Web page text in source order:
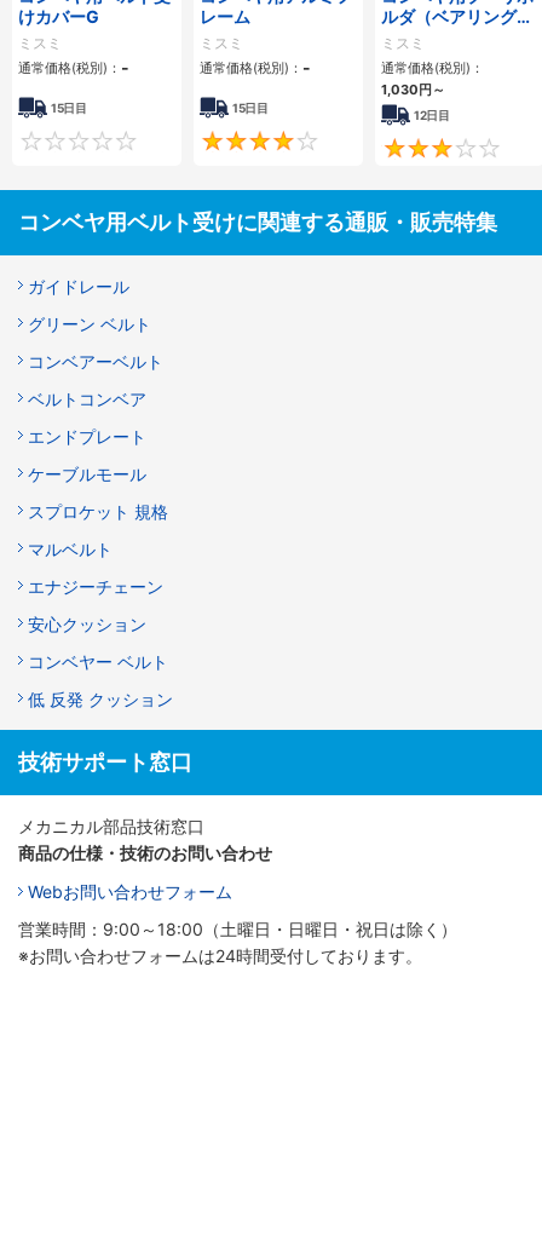
けカバーG
ミスミ
通常価格(税別)： -
15日目
0
レーム
ミスミ
通常価格(税別)： -
15日目
4.3
ルダ（ベアリングタ
イプ）
ミスミ
通常価格(税別)：
1,030円～
12日目
コンベヤ用ベルト受けに関連する通販・販売特集
ガイドレール
グリーン ベルト
コンベアーベルト
ベルトコンベア
エンドプレート
ケーブルモール
スプロケット 規格
マルベルト
エナジーチェーン
安心クッション
コンベヤー ベルト
低 反発 クッション
技術サポート窓口
メカニカル部品技術窓口
商品の仕様・技術のお問い合わせ
Webお問い合わせフォーム
営業時間：9:00～18:00（土曜日・日曜日・祝日は除く）
※お問い合わせフォームは24時間受付しております。